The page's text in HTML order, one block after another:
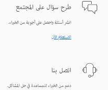
طرح سؤال على المجتمع
انشر أسئلة واحصل على أجوبة من الخبراء.
الاستعلام الآن
اتصل بنا
دعم من الخبراء للمساعدة في حل المشاكل.